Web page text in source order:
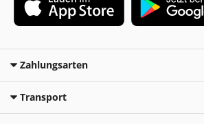
Zahlungsarten
Transport